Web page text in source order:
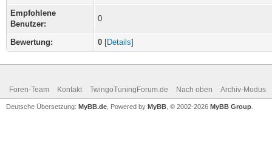
Empfohlene
Benutzer:
0
Bewertung: 0 [Details]
Foren-Team Kontakt TwingoTuningForum.de Nach oben Archiv-Modus
Deutsche Übersetzung: MyBB.de , Powered by MyBB , © 2002-2026 MyBB Group